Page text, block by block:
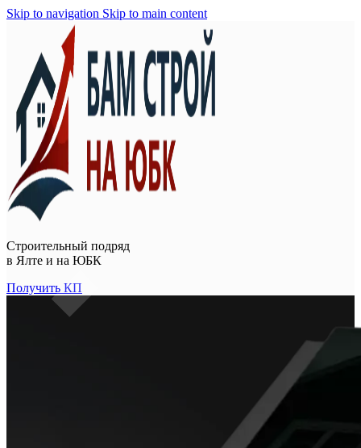
Skip to navigation Skip to main content
Строительный подряд
в Ялте и на ЮБК
Получить КП